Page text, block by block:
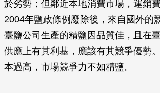
於劣勢；但鄰近本地消費市場，運銷
2004年鹽政條例廢除後，來自國外的
臺鹽公司生產的精鹽因品質佳，且在
供應上有其利基，應該有其競爭優勢
本過高，市場競爭力不如精鹽。